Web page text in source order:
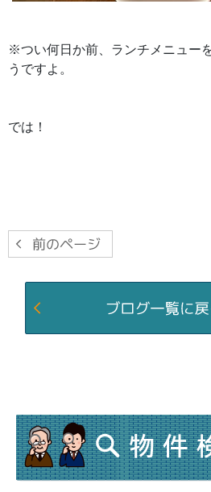
※つい何日か前、ランチメニュー
うですよ。
では！